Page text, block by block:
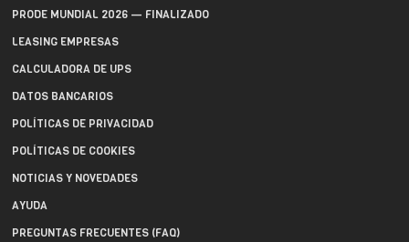
PRODE MUNDIAL 2026 — FINALIZADO
LEASING EMPRESAS
CALCULADORA DE UPS
DATOS BANCARIOS
POLÍTICAS DE PRIVACIDAD
POLÍTICAS DE COOKIES
NOTICIAS Y NOVEDADES
AYUDA
PREGUNTAS FRECUENTES (FAQ)